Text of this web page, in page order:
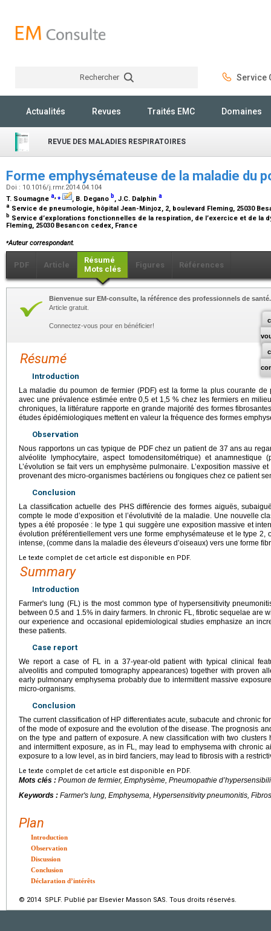
Rechercher Service
Actualités Revues Traités EMC Domaines
REVUE DES MALADIES RESPIRATOIRES
Forme emphysémateuse de la maladie du
Doi : 10.1016/j.rmr.2014.04.104
T. Soumagne a,⁎ , B. Degano b, J.C. Dalphin a
a Service de pneumologie, hôpital Jean-Minjoz, 2, boulevard Fleming, 25030
b Service d’explorations fonctionnelles de la respiration, de l’exercice et de la
Fleming, 25030 Besancon cedex, France
⁎Auteur correspondant.
PDF Article
Résumé
Mots clés
Figures Références
Bienvenue sur EM-consulte, la référence des professionnels de santé.
Article gratuit.
Connectez-vous pour en bénéficier!
Résumé
Introduction
La maladie du poumon de fermier (PDF) est la forme la plus courante de
avec une prévalence estimée entre 0,5 et 1,5 % chez les fermiers en
chroniques, la littérature rapporte en grande majorité des formes
études épidémiologiques mettent en valeur la fréquence des formes
Observation
Nous rapportons un cas typique de PDF chez un patient de 37 ans au
alvéolite lymphocytaire, aspect tomodensitométrique) et anamnestique
L’évolution se fait vers un emphysème pulmonaire. L’exposition massive
provenant des micro-organismes bactériens ou fongiques chez ce patient
Conclusion
La classification actuelle des PHS différencie des formes aiguës,
compte le mode d’exposition et l’évolutivité de la maladie. Une nouvelle
types a été proposée : le type 1 qui suggère une exposition massive et
évolution préférentiellement vers une forme emphysémateuse et le type 2,
intense, (comme dans la maladie des éleveurs d’oiseaux) vers une forme
Le texte complet de cet article est disponible en PDF.
Summary
Introduction
Farmer's lung (FL) is the most common type of hypersensitivity
between 0.5 and 1.5% in dairy farmers. In chronic FL, fibrotic sequelae are
our experience and occasional epidemiological studies emphasize an
these patients.
Case report
We report a case of FL in a 37-year-old patient with typical clinical
alveolitis and computed tomography appearances) together with proven
early pulmonary emphysema probably due to intermittent massive
micro-organisms.
Conclusion
The current classification of HP differentiates acute, subacute and chronic
of the mode of exposure and the evolution of the disease. The prognosis
on the type and pattern of exposure. A new classification with two
and intermittent exposure, as in FL, may lead to emphysema with chronic
exposure to a low level, as in bird fanciers, may lead to fibrosis with a
Le texte complet de cet article est disponible en PDF.
Mots clés : Poumon de fermier, Emphysème, Pneumopathie
Keywords : Farmer's lung, Emphysema, Hypersensitivity pneumonitis,
Plan
Introduction
Observation
Discussion
Conclusion
Déclaration d’intérêts
© 2014 SPLF. Publié par Elsevier Masson SAS. Tous droits réservés.